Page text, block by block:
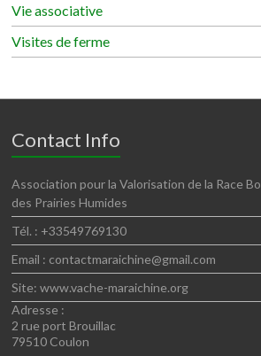
Vie associative
Visites de ferme
Contact Info
Association pour la Valorisation de la Race
des Prairies Humides
Tél. : +33549769130
Email : contactmaraichine@gmail.com
Site: www.vache-maraichine.org
Adresse :
2 rue port Brouillac
79510 Coulon